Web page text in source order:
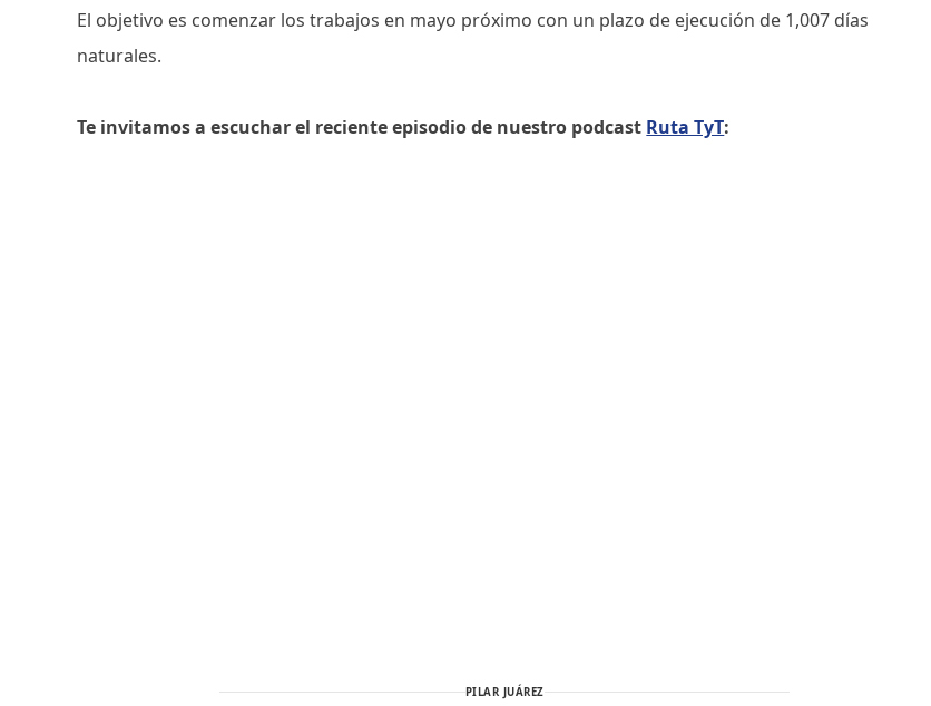
El objetivo es comenzar los trabajos en mayo próximo con un plazo de ejecución de 1,007 días
naturales.
Te invitamos a escuchar el reciente episodio de nuestro podcast Ruta TyT:
PILAR JUÁREZ